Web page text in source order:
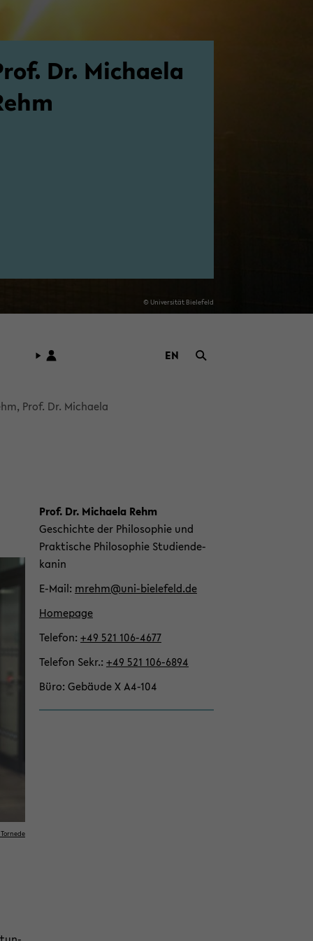
EN
ZUR
Prof. Dr. Mi­chae­la
Dr. Mi­chae­la
© Uni­ver­si­tät Bie­le­feld
Prof. Dr. Mi­chae­la Rehm
Ge­schich­te der Phi­lo­so­phie und
Prak­ti­sche Phi­lo­so­phie Stu­di­en­de­
ka­nin
E-​Mail mrehm@uni-​bielefeld.de
Home­page
Te­le­fon +49 521 106-​4677
Te­le­fon Sekr. +49 521 106-​6894
Büro Ge­bäu­de X A4-​104